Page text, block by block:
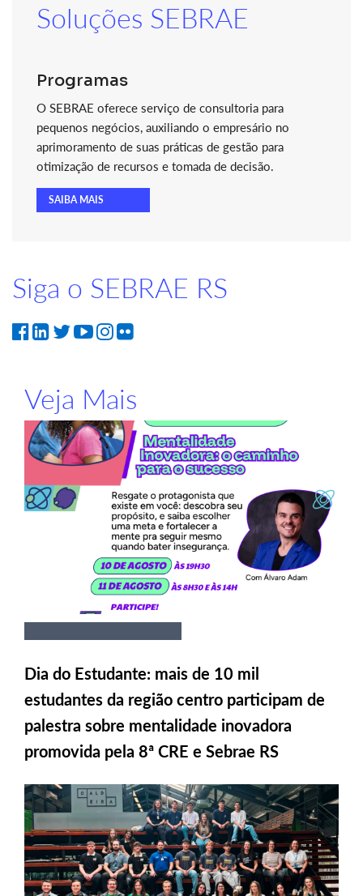
Soluções SEBRAE
Programas
O SEBRAE oferece serviço de consultoria para
pequenos negócios, auxiliando o empresário no
aprimoramento de suas práticas de gestão para
otimização de recursos e tomada de decisão.
SAIBA MAIS
Siga o SEBRAE RS
Veja Mais
Dia do Estudante: mais de 10 mil
estudantes da região centro participam de
palestra sobre mentalidade inovadora
promovida pela 8ª CRE e Sebrae RS